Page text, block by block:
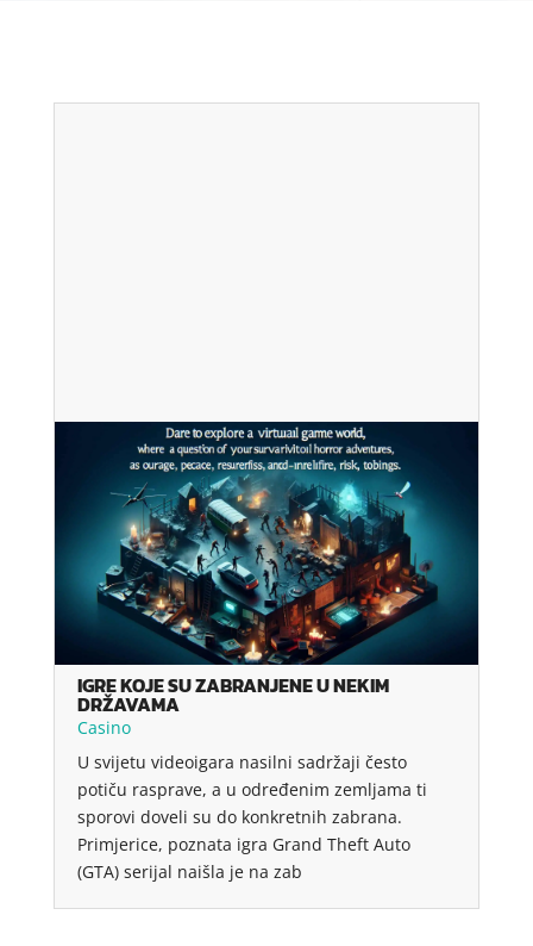
IGRE KOJE SU ZABRANJENE U NEKIM
DRŽAVAMA
Casino
U svijetu videoigara nasilni sadržaji često
potiču rasprave, a u određenim zemljama ti
sporovi doveli su do konkretnih zabrana.
Primjerice, poznata igra Grand Theft Auto
(GTA) serijal naišla je na zab